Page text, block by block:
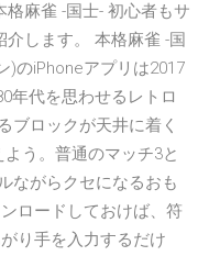
麻雀 -国士- 初心者もサ
します。 本格麻雀 -国
)のiPhoneアプリは2017
年代を思わせるレトロ
ブロックが天井に着く
う。普通のマッチ3と
ながらクセになるおも
ロードしておけば、符
り手を入力するだけ